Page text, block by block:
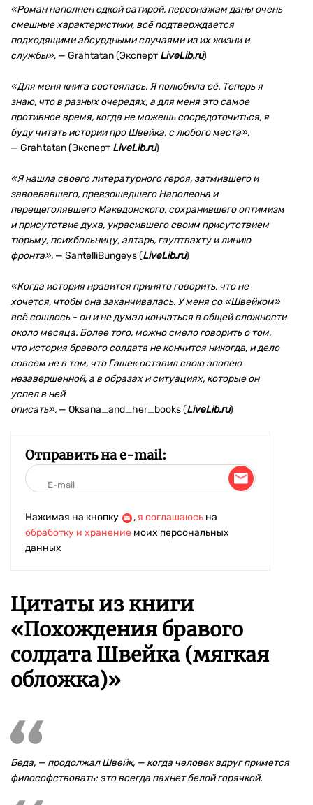
«Роман наполнен едкой сатирой, персонажам даны очень
смешные характеристики, всё подтверждается
подходящими абсурдными случаями из их жизни и
службы», — Grahtatan (Эксперт LiveLib.ru)
«Для меня книга состоялась. Я полюбила её. Теперь я
знаю, что в разных очередях, а для меня это самое
противное время, когда не можешь сосредоточиться, я
буду читать истории про Швейка, с любого места»,
— Grahtatan (Эксперт LiveLib.ru)
«Я нашла своего литературного героя, затмившего и
завоевавшего, превзошедшего Наполеона и
перещеголявшего Македонского, сохранившего оптимизм
и присутствие духа, украсившего своим присутствием
тюрьму, психбольницу, алтарь, гауптвахту и линию
фронта», — SantelliBungeys (LiveLib.ru)
«Когда история нравится принято говорить, что не
хочется, чтобы она заканчивалась. У меня со «Швейком»
всё сошлось - он и не думал кончаться в общей сложности
около месяца. Более того, можно смело говорить о том,
что история бравого солдата не кончится никогда, и дело
совсем не в том, что Гашек оставил свою эпопею
незавершенной, а в образах и ситуациях, которые он
успел в ней
описать», — Oksana_and_her_books (LiveLib.ru)
Отправить на e-mail:
Нажимая на кнопку , я соглашаюсь на
обработку и хранение моих персональных
данных
Цитаты из книги
«Похождения бравого
солдата Швейка (мягкая
обложка)»
Беда, — продолжал Швейк, — когда человек вдруг примется
философствовать: это всегда пахнет белой горячкой.